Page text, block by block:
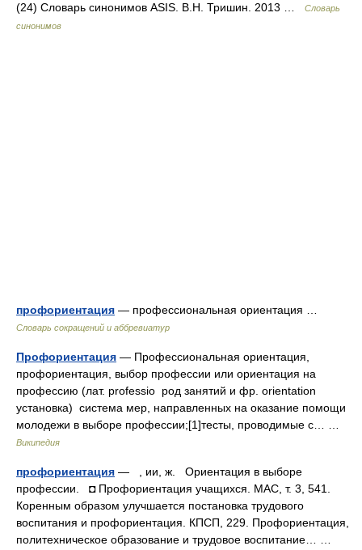
(24) Словарь синонимов ASIS. В.Н. Тришин. 2013 …
Словарь
синонимов
профориентация — профессиональная ориентация …
Словарь сокращений и аббревиатур
Профориентация — Профессиональная ориентация,
профориентация, выбор профессии или ориентация на
профессию (лат. professio род занятий и фр. orientation
установка) система мер, направленных на оказание помощи
молодежи в выборе профессии;[1]тесты, проводимые с… …
Википедия
профориентация — , ии, ж. Ориентация в выборе
профессии. ◘ Профориентация учащихся. МАС, т. 3, 541.
Коренным образом улучшается постановка трудового
воспитания и профориентация. КПСП, 229. Профориентация,
политехническое образование и трудовое воспитание… …